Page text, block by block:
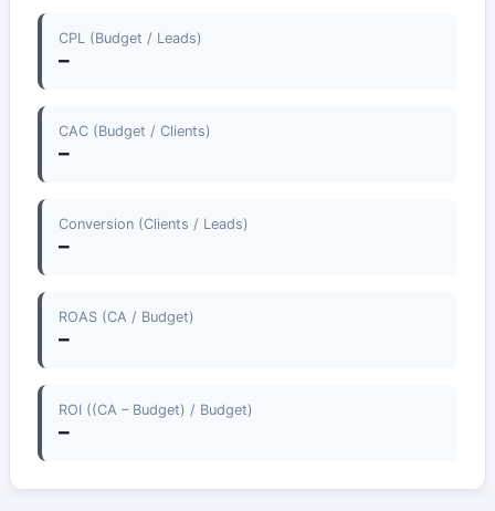
CPL (Budget / Leads)
–
CAC (Budget / Clients)
–
Conversion (Clients / Leads)
–
ROAS (CA / Budget)
–
ROI ((CA – Budget) / Budget)
–